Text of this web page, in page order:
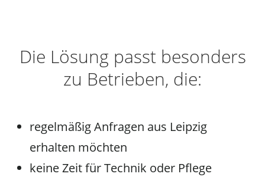
Die Lösung passt besonders
zu Betrieben, die:
regelmäßig Anfragen aus Leipzig
erhalten möchten
keine Zeit für Technik oder Pflege